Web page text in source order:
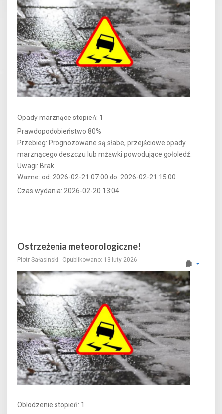
Opady marznące stopień: 1
Prawdopodobieństwo 80%
Przebieg: Prognozowane są słabe, przejściowe opady
marznącego deszczu lub mżawki powodujące gołoledź.
Uwagi: Brak.
Ważne: od: 2026-02-21 07:00 do: 2026-02-21 15:00
Czas wydania: 2026-02-20 13:04
Ostrzeżenia meteorologiczne!
Piotr Sałasinski Opublikowano: 13 luty 2026
Oblodzenie stopień: 1